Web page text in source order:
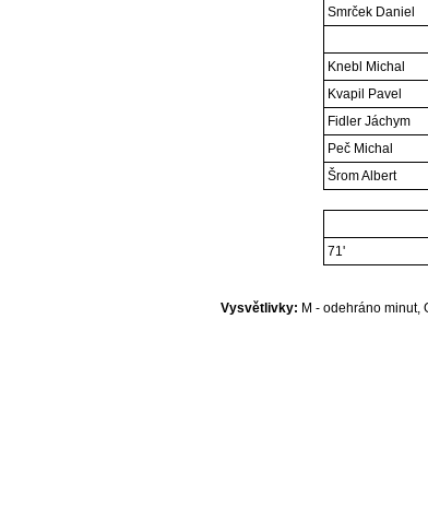
Smrček Daniel
Knebl Michal
Kvapil Pavel
Fidler Jáchym
Peč Michal
Šrom Albert
71'
Vysvětlivky: M - odehráno minut,